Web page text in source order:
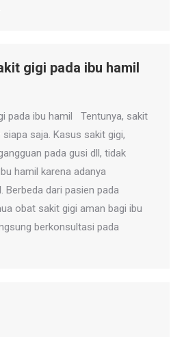
gigi pada ibu hamil
pada ibu hamil Tentunya, sakit
saja. Kasus sakit gigi,
pada gusi dll, tidak
hamil karena adanya
Berbeda dari pasien pada
obat sakit gigi aman bagi ibu
berkonsultasi pada